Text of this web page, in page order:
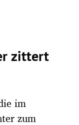
zittert
im
zum